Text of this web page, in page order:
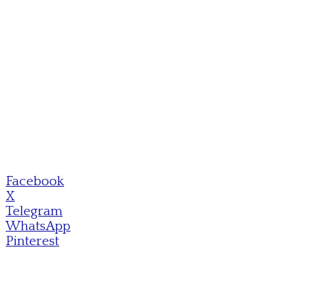
Facebook
X
Telegram
WhatsApp
Pinterest